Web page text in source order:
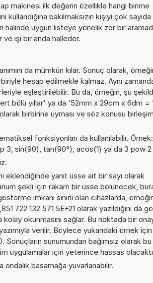
makinesi ilk değerin özellikle hangi birime
bakılmaksızın kişiyi çok sayıda
halinde uygun listeye yönelik zor bir
ve işi bir anda halleder.
da mümkün kılar. Sonuç olarak,
hesap edilmekle kalmaz. Aynı
eşleştirilebilir. Bu da, örneğin, şu
bölü yıllar' ya da '52mm x 29cm x 6dm =
birbirine uyması ve söz konusu
fonksiyonları da kullanılabilir. Örnek:
3, sin(90), tan(90°), acos(1) ya da 3 pow 2
eklendiğinde yanıt üsse ait bir sayı olarak
şekli için rakam bir üsse bölünecek,
imkanı sınırlı olan cihazlarda,
722 132 571 5E+21 olarak yazıldığını da
okunmasını sağlar. Bu noktada bir
verilir. Böylece yukarıdaki örnek
sunumundan bağımsız olarak
uygulamalar için yeterince hassas
ondalık basamağa yuvarlanabilir.